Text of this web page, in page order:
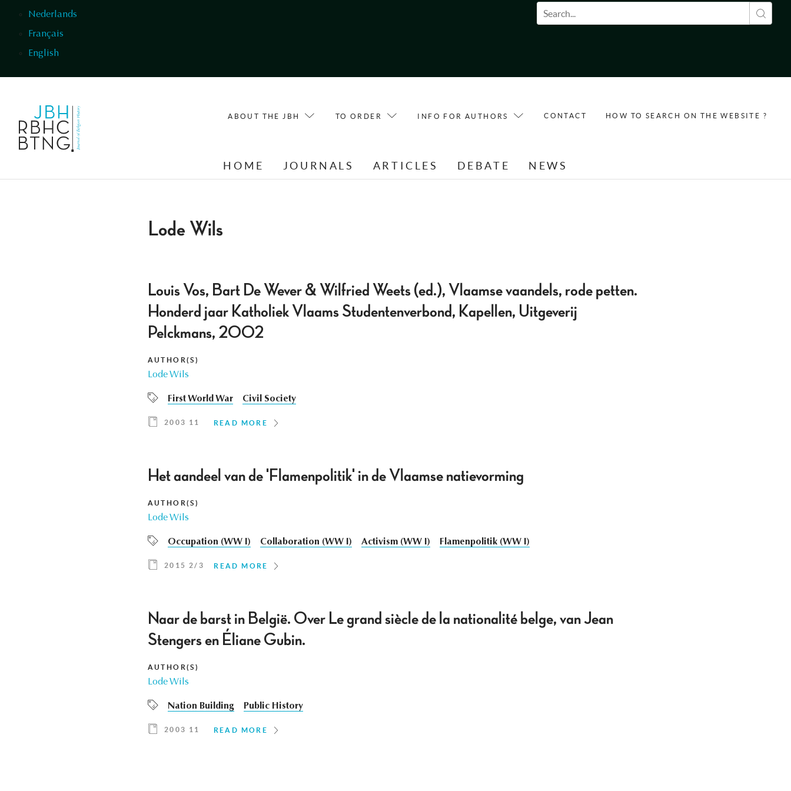
Nederlands
Français
English
Search form
ABOUT THE JBH TO ORDER INFO FOR AUTHORS CONTACT HOW TO SEARCH ON THE WEBSITE ?
HOME JOURNALS ARTICLES DEBATE NEWS
Lode Wils
Louis Vos, Bart De Wever & Wilfried Weets (ed.), Vlaamse vaandels, rode petten.
Honderd jaar Katholiek Vlaams Studentenverbond, Kapellen, Uitgeverij
Pelckmans, 2002
AUTHOR(S)
Lode Wils
First World War Civil Society
2003 11 READ MORE
Het aandeel van de 'Flamenpolitik' in de Vlaamse natievorming
AUTHOR(S)
Lode Wils
Occupation (WW I) Collaboration (WW I) Activism (WW I) Flamenpolitik (WW I)
2015 2/3 READ MORE
Naar de barst in België. Over Le grand siècle de la nationalité belge, van Jean
Stengers en Éliane Gubin.
AUTHOR(S)
Lode Wils
Nation Building Public History
2003 11 READ MORE